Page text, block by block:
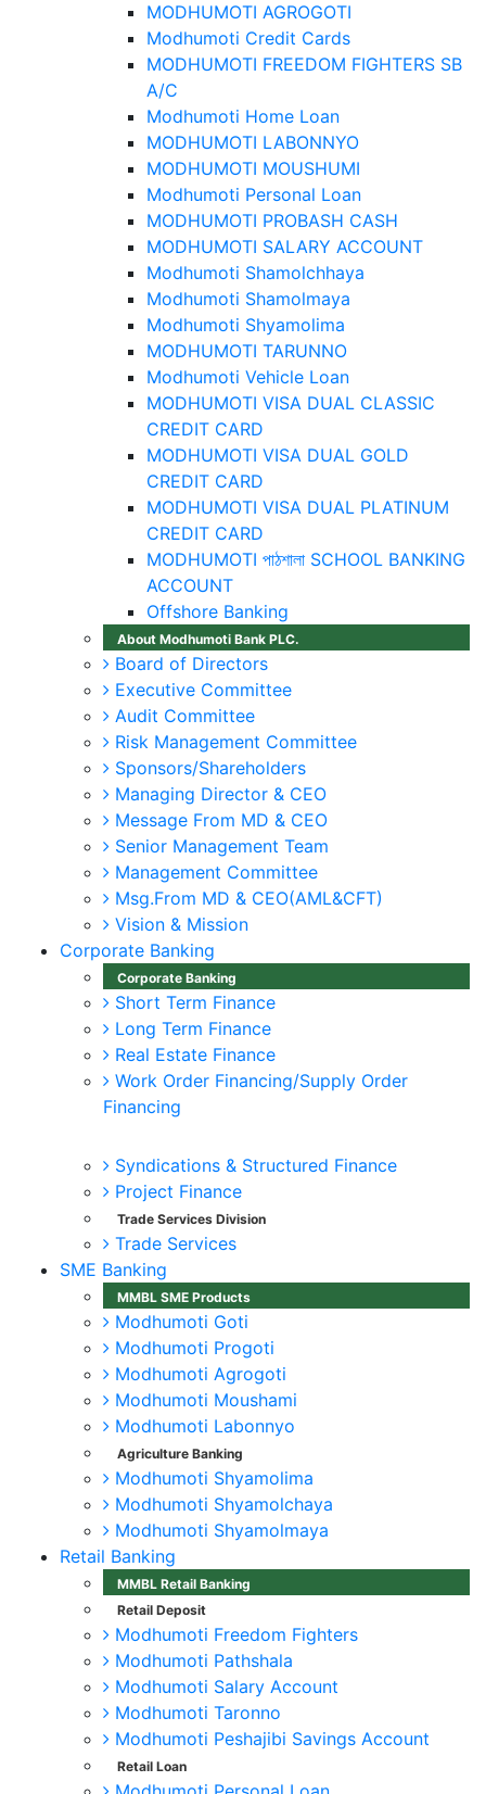
MODHUMOTI AGROGOTI
Modhumoti Credit Cards
MODHUMOTI FREEDOM FIGHTERS SB
A/C
Modhumoti Home Loan
MODHUMOTI LABONNYO
MODHUMOTI MOUSHUMI
Modhumoti Personal Loan
MODHUMOTI PROBASH CASH
MODHUMOTI SALARY ACCOUNT
Modhumoti Shamolchhaya
Modhumoti Shamolmaya
Modhumoti Shyamolima
MODHUMOTI TARUNNO
Modhumoti Vehicle Loan
MODHUMOTI VISA DUAL CLASSIC
CREDIT CARD
MODHUMOTI VISA DUAL GOLD
CREDIT CARD
MODHUMOTI VISA DUAL PLATINUM
CREDIT CARD
MODHUMOTI পাঠশালা SCHOOL BANKING
ACCOUNT
Offshore Banking
About Modhumoti Bank PLC.
Board of Directors
Executive Committee
Audit Committee
Risk Management Committee
Sponsors/Shareholders
Managing Director & CEO
Message From MD & CEO
Senior Management Team
Management Committee
Msg.From MD & CEO(AML&CFT)
Vision & Mission
Corporate Banking
Corporate Banking
Short Term Finance
Long Term Finance
Real Estate Finance
Work Order Financing/Supply Order
Financing
Syndications & Structured Finance
Project Finance
Trade Services Division
Trade Services
SME Banking
MMBL SME Products
Modhumoti Goti
Modhumoti Progoti
Modhumoti Agrogoti
Modhumoti Moushami
Modhumoti Labonnyo
Agriculture Banking
Modhumoti Shyamolima
Modhumoti Shyamolchaya
Modhumoti Shyamolmaya
Retail Banking
MMBL Retail Banking
Retail Deposit
Modhumoti Freedom Fighters
Modhumoti Pathshala
Modhumoti Salary Account
Modhumoti Taronno
Modhumoti Peshajibi Savings Account
Retail Loan